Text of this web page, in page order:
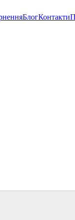
БлогКонтакти